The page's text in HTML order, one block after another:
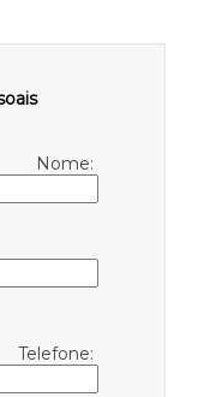
Nome:
Telefone: